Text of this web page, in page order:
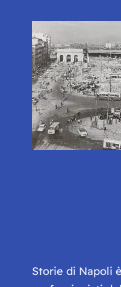
Storie di Napoli